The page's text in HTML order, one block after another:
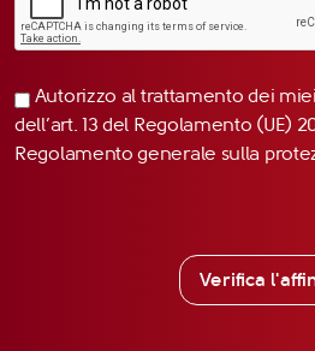
Autorizzo al trattamento dei
dell’art. 13 del Regolamento (UE)
Regolamento generale sulla
Verifica